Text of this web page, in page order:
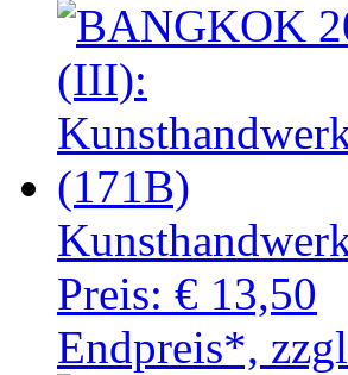
Preis: € 13,50
Endpreis*,